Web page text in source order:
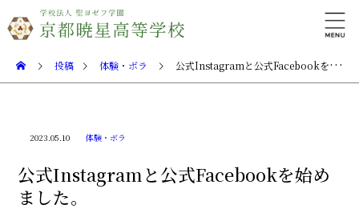
投稿 体験・ボラ 公式Instagramと公式Facebookを始めました。
2023.05.10 体験・ボラ
公式Instagramと公式Facebookを始め
ました。